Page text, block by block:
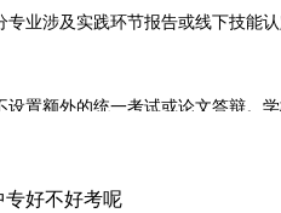
涉及实践环节报告或线下技能认
额外的统一考试或论文答辩。学
。对于能够自主安排时间并按要
专好不好考呢